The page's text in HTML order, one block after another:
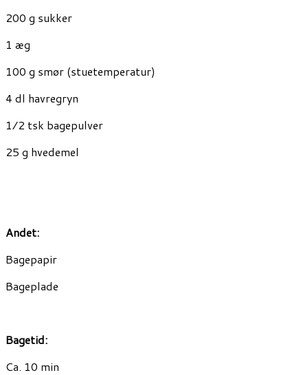
200 g sukker
1 æg
100 g smør (stuetemperatur)
4 dl havregryn
1⁄2 tsk bagepulver
25 g hvedemel
Andet:
Bagepapir
Bageplade
Bagetid:
Ca. 10 min